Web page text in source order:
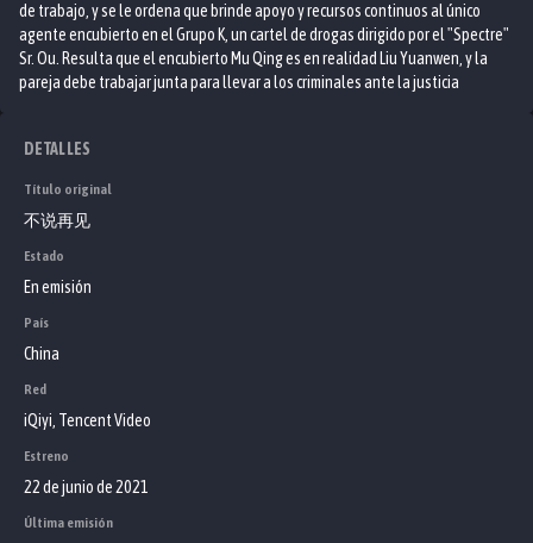
de trabajo, y se le ordena que brinde apoyo y recursos continuos al único
agente encubierto en el Grupo K, un cartel de drogas dirigido por el "Spectre"
Sr. Ou. Resulta que el encubierto Mu Qing es en realidad Liu Yuanwen, y la
pareja debe trabajar junta para llevar a los criminales ante la justicia
DETALLES
Título original
不说再见
Estado
En emisión
País
China
Red
iQiyi, Tencent Video
Estreno
22 de junio de 2021
Última emisión